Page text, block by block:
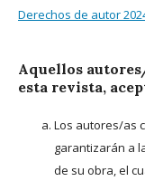
Derechos de autor
Aquellos
esta revista,
Los autores/as
garantizarán a
de su obra, el